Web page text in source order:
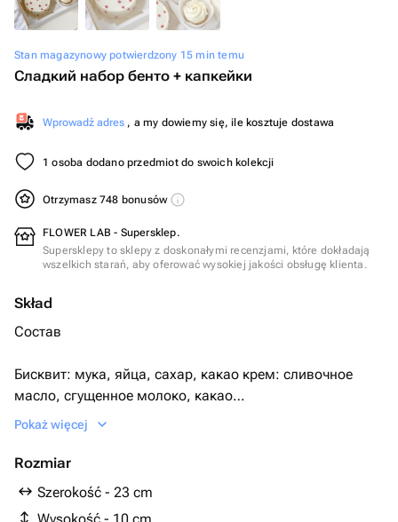
Stan magazynowy potwierdzony 15 min temu
Сладкий набор бенто + капкейки
Wprowadź adres , a my dowiemy się, ile kosztuje dostawa
1 osoba dodano przedmiot do swoich kolekcji
Otrzymasz 748 bonusów
FLOWER LAB - Supersklep.
Supersklepy to sklepy z doskonałymi recenzjami, które dokładają
wszelkich starań, aby oferować wysokiej jakości obsługę klienta.
Skład
Состав
Бисквит: мука, яйца, сахар, какао крем: сливочное
масло, сгущенное молоко, какао
Pokaż więcej
Rozmiar
Szerokość - 23 cm